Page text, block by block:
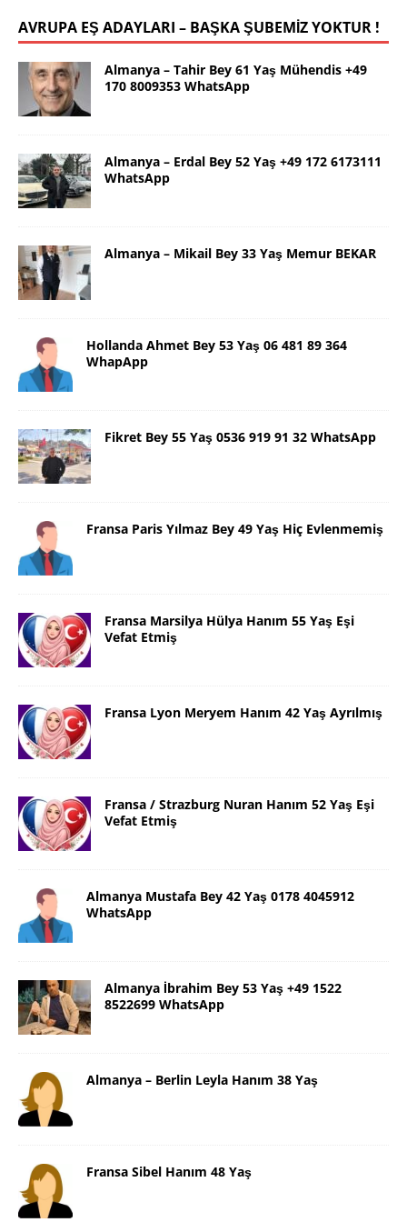
AVRUPA EŞ ADAYLARI – BAŞKA ŞUBEMİZ YOKTUR !
Almanya – Tahir Bey 61 Yaş Mühendis +49
170 8009353 WhatsApp
Almanya – Erdal Bey 52 Yaş +49 172 6173111
WhatsApp
Almanya – Mikail Bey 33 Yaş Memur BEKAR
Hollanda Ahmet Bey 53 Yaş 06 481 89 364
WhapApp
Fikret Bey 55 Yaş 0536 919 91 32 WhatsApp
Fransa Paris Yılmaz Bey 49 Yaş Hiç Evlenmemiş
Fransa Marsilya Hülya Hanım 55 Yaş Eşi
Vefat Etmiş
Fransa Lyon Meryem Hanım 42 Yaş Ayrılmış
Fransa / Strazburg Nuran Hanım 52 Yaş Eşi
Vefat Etmiş
Almanya Mustafa Bey 42 Yaş 0178 4045912
WhatsApp
Almanya İbrahim Bey 53 Yaş +49 1522
8522699 WhatsApp
Almanya – Berlin Leyla Hanım 38 Yaş
Fransa Sibel Hanım 48 Yaş